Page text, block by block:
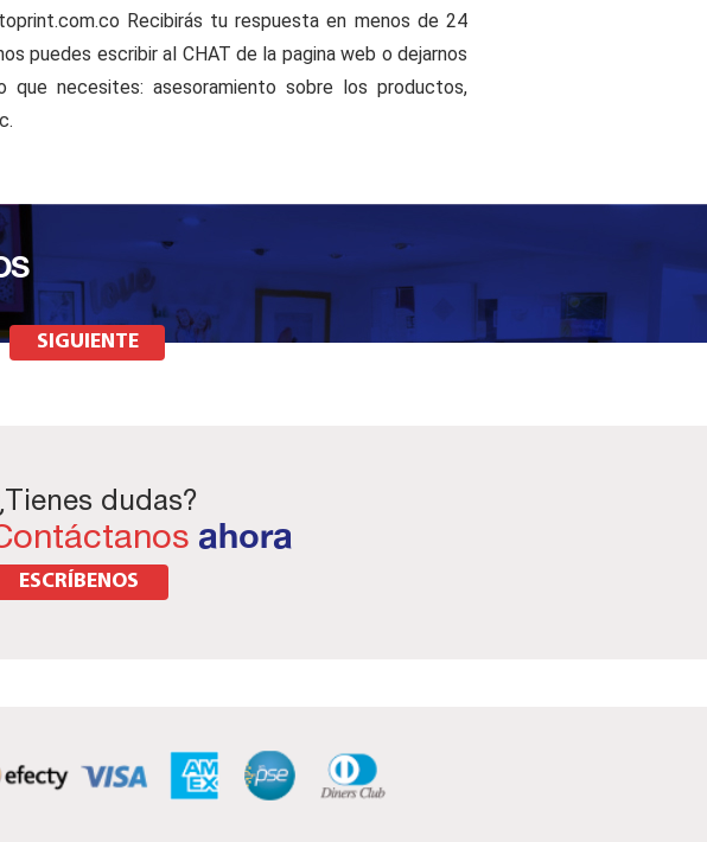
Recibirás tu respuesta en menos de 24
puedes escribir al CHAT de la pagina web o dejarnos
necesites: asesoramiento sobre los productos,
SIGUIENTE
dudas?
ahora
ESCRÍBENOS